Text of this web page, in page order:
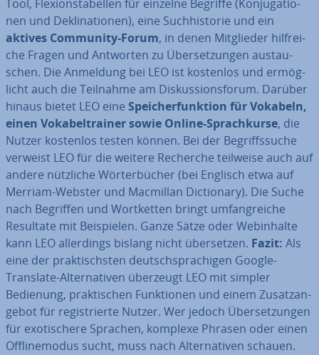
Tool, Fle­xi­ons­ta­bel­len für einzelne Begriffe (Kon­ju­ga­tio­
nen und De­kli­na­tio­nen), eine Such­his­to­rie und ein
aktives Community-Forum, in denen Mit­glie­der hilf­rei­
che Fragen und Antworten zu Über­set­zun­gen aus­tau­
schen. Die Anmeldung bei LEO ist kostenlos und er­mög­
licht auch die Teilnahme am Dis­kus­si­ons­fo­rum. Darüber
hinaus bietet LEO eine Spei­cher­funk­ti­on für Vokabeln,
einen Vo­ka­bel­trai­ner sowie Online-Sprach­kur­se, die
Nutzer kostenlos testen können. Bei der Be­griffs­su­che
verweist LEO für die weitere Recherche teilweise auch auf
andere nützliche Wör­ter­bü­cher (bei Englisch etwa auf
Merriam-Webster und Macmillan Dic­tion­a­ry). Die Suche
nach Begriffen und Wort­ket­ten bringt um­fang­rei­che
Resultate mit Bei­spie­len. Ganze Sätze oder Web­in­hal­te
kann LEO al­ler­dings bislang nicht über­set­zen. Fazit: Als
eine der prak­tischs­ten deutsch­spra­chi­gen Google-
Translate-Al­ter­na­ti­ven überzeugt LEO mit simpler
Bedienung, prak­ti­schen Funk­tio­nen und einem Zu­satz­an­
ge­bot für re­gis­trier­te Nutzer. Wer jedoch Über­set­zun­gen
für exo­ti­sche­re Sprachen, komplexe Phrasen oder einen
Off­line­mo­dus sucht, muss nach Al­ter­na­ti­ven schauen.